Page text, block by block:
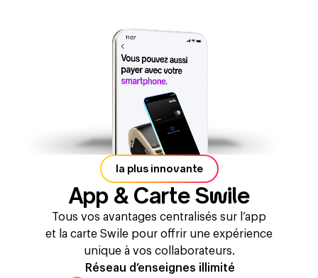
la plus innovante
App & Carte Swile
Tous vos avantages centralisés sur l’app
et la carte Swile pour offrir une expérience
unique à vos collaborateurs.
Réseau d’enseignes illimité